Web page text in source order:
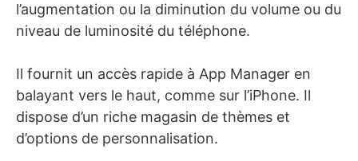
l’augmentation ou la diminution du volume ou du
niveau de luminosité du téléphone.
Il fournit un accès rapide à App Manager en
balayant vers le haut, comme sur l’iPhone. Il
dispose d’un riche magasin de thèmes et
d’options de personnalisation.